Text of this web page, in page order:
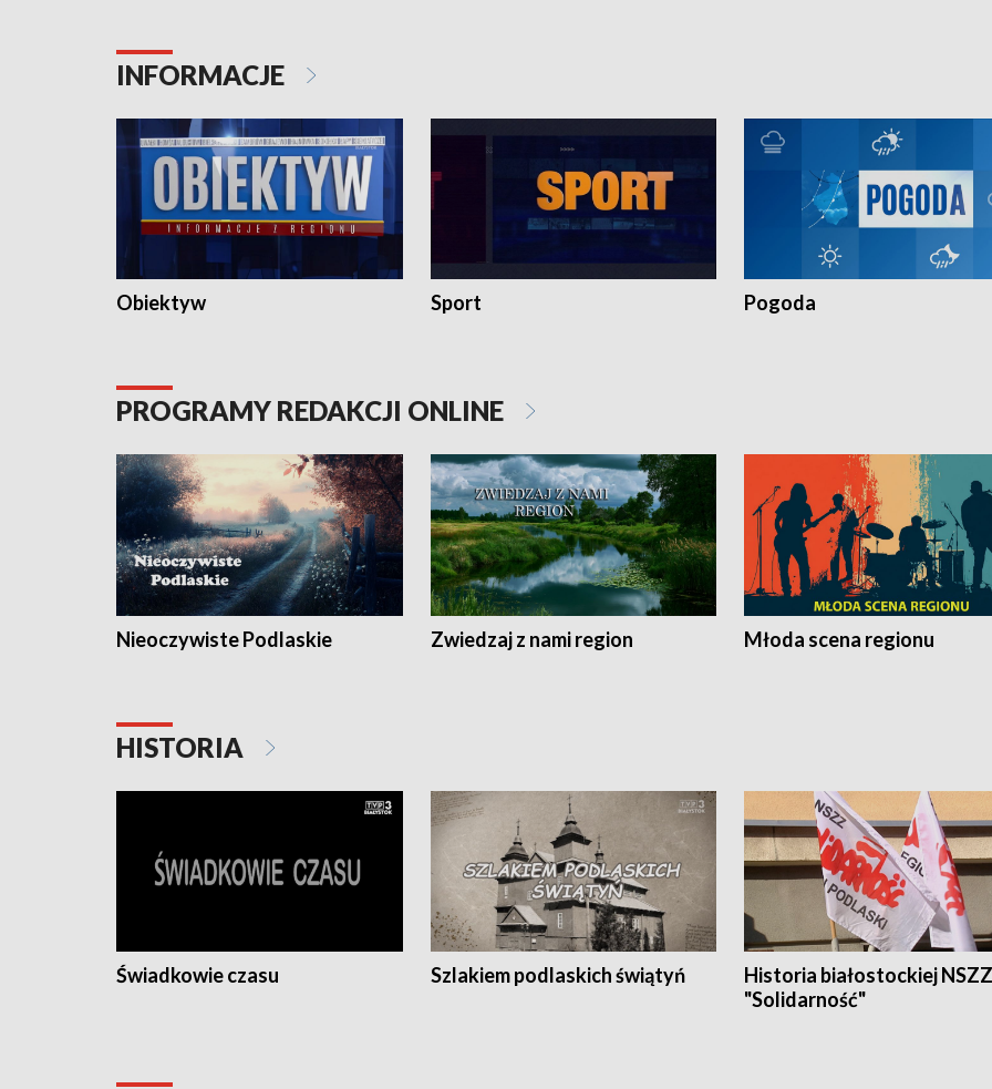
INFORMACJE
Obiektyw Sport Pogoda
PROGRAMY REDAKCJI ONLINE
Nieoczywiste Podlaskie Zwiedzaj z nami region Młoda scena regionu
HISTORIA
Świadkowie czasu Szlakiem podlaskich świątyń
Historia białostockiej NSZZ
"Solidarność"